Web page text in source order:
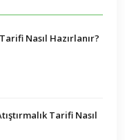
Nasıl Hazırlanır?
Tarifi Nasıl